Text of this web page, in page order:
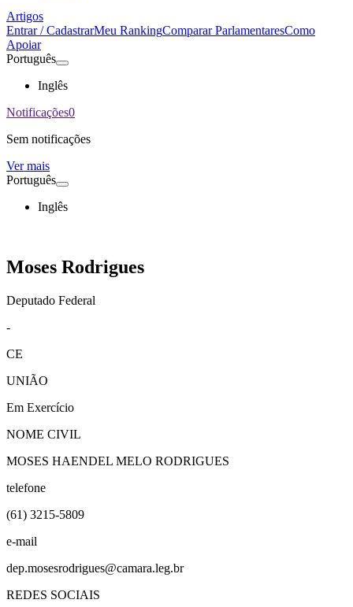
Artigos
Entrar / CadastrarMeu RankingComparar ParlamentaresComo
Apoiar
Português
Inglês
Notificações0
Sem notificações
Ver mais
Português
Inglês
Moses Rodrigues
Deputado Federal
-
CE
UNIÃO
Em Exercício
NOME CIVIL
MOSES HAENDEL MELO RODRIGUES
telefone
(61) 3215-5809
e-mail
dep.mosesrodrigues@camara.leg.br
REDES SOCIAIS